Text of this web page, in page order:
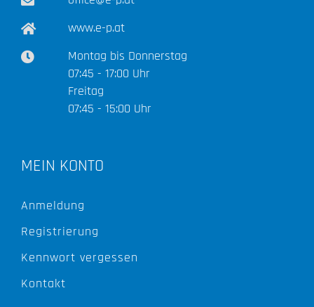
www.e-p.at
Montag bis Donnerstag
07:45 - 17:00 Uhr
Freitag
07:45 - 15:00 Uhr
MEIN KONTO
Anmeldung
Registrierung
Kennwort vergessen
Kontakt